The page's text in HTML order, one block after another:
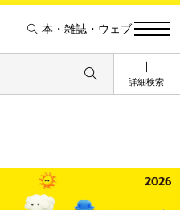
本・雑誌・ウェブ
詳細検索